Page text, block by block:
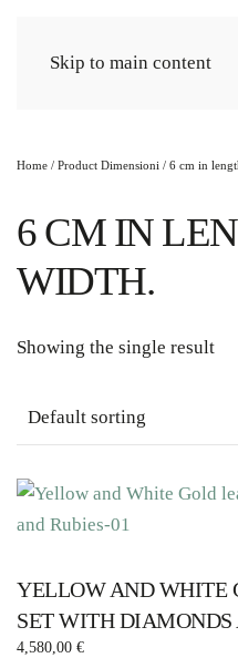
Skip to main content
Home / Product Dimensioni / 6 cm in
6 CM IN
WIDTH.
Showing the single result
YELLOW AND WHITE
SET WITH DIAMONDS
4,580,00 €